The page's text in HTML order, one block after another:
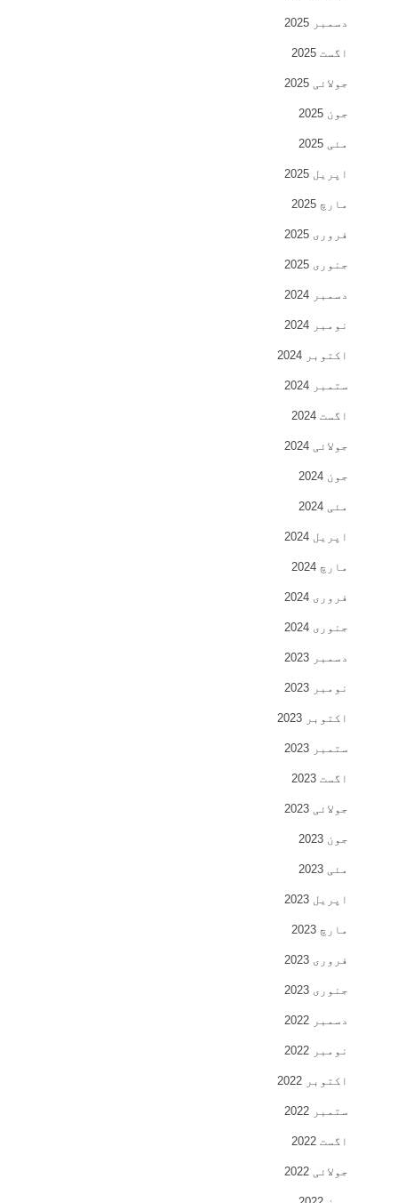
دسمبر 2025
اگست 2025
جولائی 2025
جون 2025
مئی 2025
اپریل 2025
مارچ 2025
فروری 2025
جنوری 2025
دسمبر 2024
نومبر 2024
اکتوبر 2024
ستمبر 2024
اگست 2024
جولائی 2024
جون 2024
مئی 2024
اپریل 2024
مارچ 2024
فروری 2024
جنوری 2024
دسمبر 2023
نومبر 2023
اکتوبر 2023
ستمبر 2023
اگست 2023
جولائی 2023
جون 2023
مئی 2023
اپریل 2023
مارچ 2023
فروری 2023
جنوری 2023
دسمبر 2022
نومبر 2022
اکتوبر 2022
ستمبر 2022
اگست 2022
جولائی 2022